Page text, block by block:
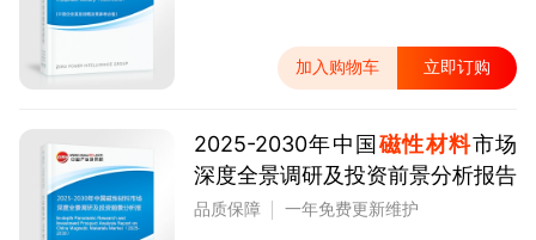
加入购物车 立即订购
2025-2030年中国磁性材料市场
深度全景调研及投资前景分析报告
品质保障 一年免费更新维护